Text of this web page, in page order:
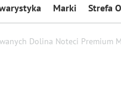
Marki Strefa
Dolina Noteci Premium